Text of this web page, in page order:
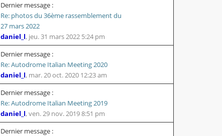
Dernier message :
Re: photos du 36ème rassemblement du
27 mars 2022
daniel_l, jeu. 31 mars 2022 5:24 pm
Dernier message :
Re: Autodrome Italian Meeting 2020
daniel_l, mar. 20 oct. 2020 12:23 am
Dernier message :
Re: Autodrome Italian Meeting 2019
daniel_l, ven. 29 nov. 2019 8:51 pm
Dernier message :